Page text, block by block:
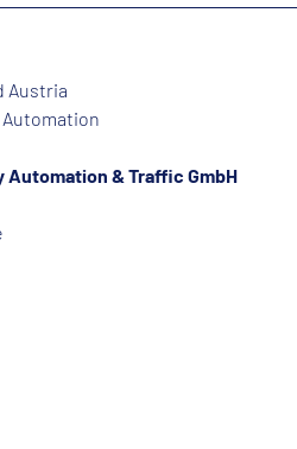
Austria
Automation
Automation & Traffic GmbH